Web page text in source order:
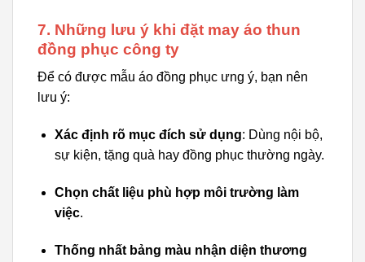
7. Những lưu ý khi đặt may áo thun
đồng phục công ty
Để có được mẫu áo đồng phục ưng ý, bạn nên
lưu ý:
Xác định rõ mục đích sử dụng: Dùng nội bộ,
sự kiện, tặng quà hay đồng phục thường ngày.
Chọn chất liệu phù hợp môi trường làm
việc.
Thống nhất bảng màu nhận diện thương